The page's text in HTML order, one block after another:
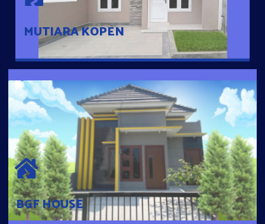
MUTIARA KOPEN
BGF HOUSE
BGF HOUSE
Hunian Mewah Pusat Kota dengan fasilitas Free Desain, Dapur,
Parkir Mobil dengan 3 Kamar Tidur dan 2 Kamar Mandi.